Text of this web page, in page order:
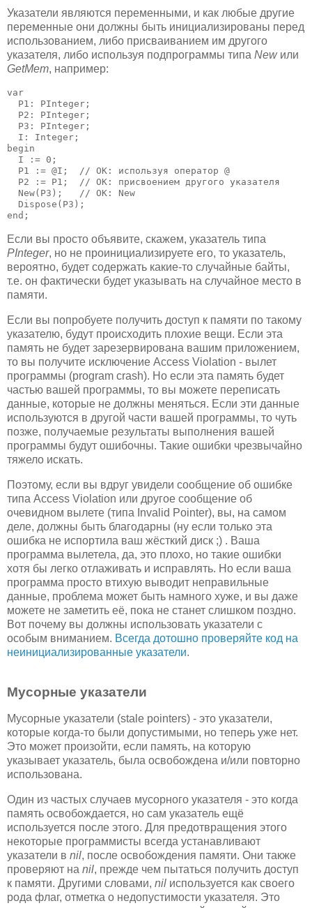
Указатели являются переменными, и как любые другие
переменные они должны быть инициализированы перед
использованием, либо присваиванием им другого
указателя, либо используя подпрограммы типа Newили
GetMem, например:
var
  P1: PInteger;
  P2: PInteger;
  P3: PInteger;
  I: Integer;
begin
  I := 0;
  P1 := @I;  // OK: используя оператор @
  P2 := P1;  // OK: присвоением другого указателя
  New(P3);   // OK: New
  Dispose(P3);
end;
Если вы просто объявите, скажем, указатель типа
PInteger, но не проинициализируете его, то указатель,
вероятно, будет содержать какие-то случайные байты,
т.е. он фактически будет указывать на случайное место в
памяти.
Если вы попробуете получить доступ к памяти по такому
указателю, будут происходить плохие вещи. Если эта
память не будет зарезервирована вашим приложением,
то вы получите исключение Access Violation - вылет
программы (program crash). Но если эта память будет
частью вашей программы, то вы можете переписать
данные, которые не должны меняться. Если эти данные
используются в другой части вашей программы, то чуть
позже, получаемые результаты выполнения вашей
программы будут ошибочны. Такие ошибки чрезвычайно
тяжело искать.
Поэтому, если вы вдруг увидели сообщение об ошибке
типа Access Violation или другое сообщение об
очевидном вылете (типа Invalid Pointer), вы, на самом
деле, должны быть благодарны (ну если только эта
ошибка не испортила ваш жёсткий диск ;) . Ваша
программа вылетела, да, это плохо, но такие ошибки
хотя бы легко отлаживать и исправлять. Но если ваша
программа просто втихую выводит неправильные
данные, проблема может быть намного хуже, и вы даже
можете не заметить её, пока не станет слишком поздно.
Вот почему вы должны использовать указатели с
особым вниманием. Всегда дотошно проверяйте код на
неинициализированные указатели.
Мусорные указатели
Мусорные указатели (stale pointers) - это указатели,
которые когда-то были допустимыми, но теперь уже нет.
Это может произойти, если память, на которую
указывает указатель, была освобождена и/или повторно
использована.
Один из частых случаев мусорного указателя - это когда
память освобождается, но сам указатель ещё
используется после этого. Для предотвращения этого
некоторые программисты всегда устанавливают
указатели в nil, после освобождения памяти. Они также
проверяют на nil, прежде чем пытаться получить доступ
к памяти. Другими словами, nil используется как своего
рода флаг, отметка о недопустимости указателя. Это